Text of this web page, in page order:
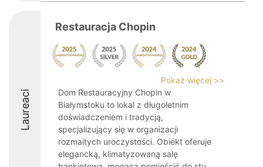
Laureaci
Restauracja Chopin
Pokaż więcej >>
Dom Restauracyjny Chopin w
Białymstoku to lokal z długoletnim
doświadczeniem i tradycją,
specjalizujący się w organizacji
rozmaitych uroczystości. Obiekt oferuje
elegancką, klimatyzowaną salę